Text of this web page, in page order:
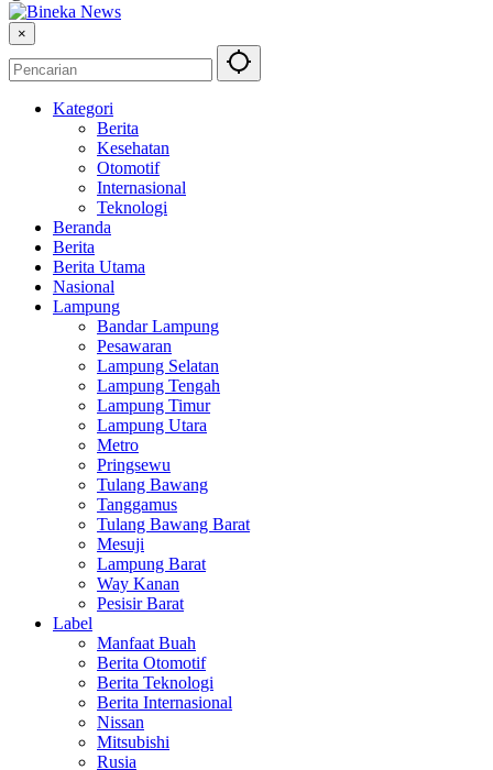
×
Kategori
Berita
Kesehatan
Otomotif
Internasional
Teknologi
Beranda
Berita
Berita Utama
Nasional
Lampung
Bandar Lampung
Pesawaran
Lampung Selatan
Lampung Tengah
Lampung Timur
Lampung Utara
Metro
Pringsewu
Tulang Bawang
Tanggamus
Tulang Bawang Barat
Mesuji
Lampung Barat
Way Kanan
Pesisir Barat
Label
Manfaat Buah
Berita Otomotif
Berita Teknologi
Berita Internasional
Nissan
Mitsubishi
Rusia